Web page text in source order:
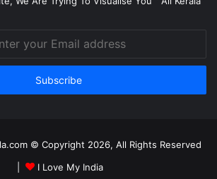
© Copyright 2026, All Rights Reserved
I Love My India